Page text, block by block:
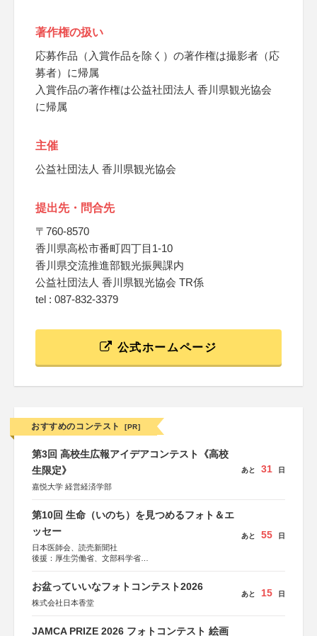
著作権の扱い
応募作品（入賞作品を除く）の著作権は撮影者（応
募者）に帰属
入賞作品の著作権は公益社団法人 香川県観光協会
に帰属
主催
公益社団法人 香川県観光協会
提出先・問合先
〒760-8570
香川県高松市番町四丁目1-10
香川県交流推進部観光振興課内
公益社団法人 香川県観光協会 TR係
tel : 087-832-3379
公式ホームページ
おすすめのコンテスト [PR]
第3回 高校生広報アイデアコンテスト《高校
生限定》
嘉悦大学 経営経済学部
あと 31 日
第10回 生命（いのち）を見つめるフォト＆エ
ッセー
日本医師会、読売新聞社
後援：厚生労働省、文部科学省
あと 55 日
お盆っていいなフォトコンテスト2026
株式会社日本香堂
あと 15 日
JAMCA PRIZE 2026 フォトコンテスト 絵画